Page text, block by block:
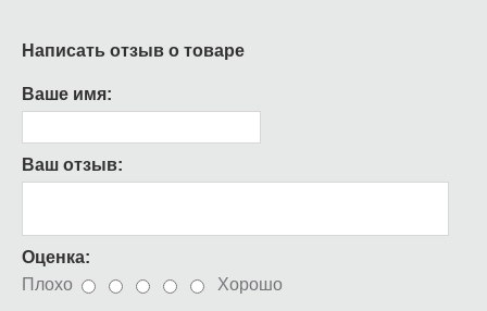
Написать отзыв о товаре
Ваше имя:
Ваш отзыв:
Оценка:
Плохо
Хорошо